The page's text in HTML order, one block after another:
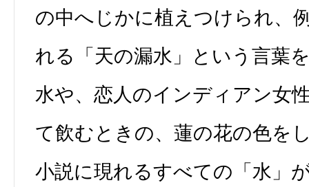
の中へじかに植えつけられ、
れる「天の漏水」という言葉
水や、恋人のインディアン女
て飲むときの、蓮の花の色を
小説に現れるすべての「水」